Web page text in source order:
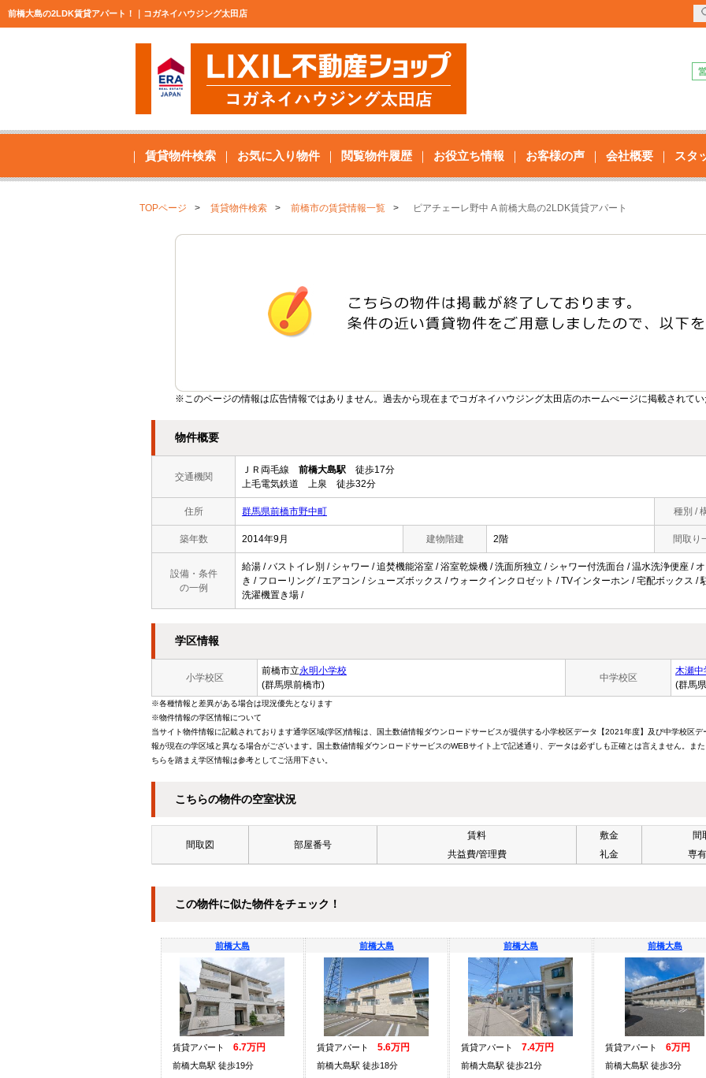
前橋大島の2LDK賃貸アパート！｜コガネイハウジング太田店
賃貸物件検索 お気に入り物件 閲覧物件履歴 お役立ち情報 お客様の声 会社概要 スタ
TOPページ 賃貸物件検索 前橋市の賃貸情報一覧 ピアチェーレ野中 A 前橋大島の2LDK賃貸アパート
※このページの情報は広告情報ではありません。過去から現在までコガネイハウジング太田店のホームぺージに掲載されて
物件概要
交通機関
ＪＲ両毛線 前橋大島駅 徒歩17分
上毛電気鉄道 上泉 徒歩32分
住所 群馬県前橋市野中町 種別 /
築年数 2014年9月 建物階建 2階 間取り
設備・条件
の一例
給湯 / バストイレ別 / シャワー / 追焚機能浴室 / 浴室乾燥機 / 洗面所独立 / シャワー付洗面台 / 温水洗浄便座 /
き / フローリング / エアコン / シューズボックス / ウォークインクロゼット / TVインターホン / 宅配ボックス /
洗濯機置き場 /
学区情報
小学校区
前橋市立永明小学校
(群馬県前橋市)
中学校区
木瀬中
(群馬
※各種情報と差異がある場合は現況優先となります
※物件情報の学区情報について
当サイト物件情報に記載されております通学区域(学区)情報は、国土数値情報ダウンロードサービスが提供する小学校区データ【2021年度】及び中学校区
報が現在の学区域と異なる場合がございます。国土数値情報ダウンロードサービスのWEBサイト上で記述通り、データは必ずしも正確とは言えません。ま
ちらを踏まえ学区情報は参考としてご活用下さい。
こちらの物件の空室状況
間取図 部屋番号
賃料
共益費/管理費
敷金
礼金
間
専
この物件に似た物件をチェック！
前橋大島
賃貸アパート 6.7万円
前橋大島駅 徒歩19分
前橋大島
賃貸アパート 5.6万円
前橋大島駅 徒歩18分
前橋大島
賃貸アパート 7.4万円
前橋大島駅 徒歩21分
前橋大島
賃貸アパート 6万円
前橋大島駅 徒歩3分